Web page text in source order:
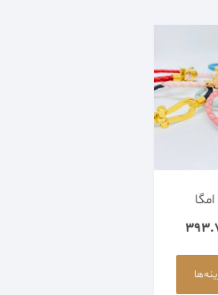
مردانه
پلیمری
این